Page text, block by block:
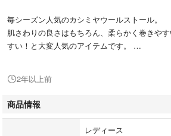
毎シーズン人気のカシミヤウールストール。
肌さわりの良さはもちろん、柔らかく巻きや
すい！と大変人気のアイテムです。
色により雰囲気が違うので、毎年、色違いの
#fumio買い
2年以上前
商品情報
レディース